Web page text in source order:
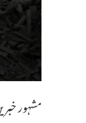
مشہور